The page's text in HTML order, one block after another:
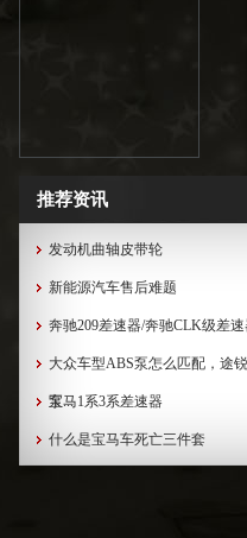
推荐资讯
发动机曲轴皮带轮
新能源汽车售后难题
奔驰209差速器/奔驰CLK级差
大众车型ABS泵怎么匹配，途
泵...
宝马1系3系差速器
什么是宝马车死亡三件套